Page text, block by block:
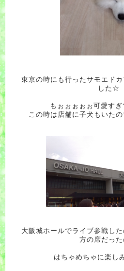
東京の時にも行ったサモエド
した☆
もぉぉぉぉぉ可愛すぎ
この時は店舗に子犬もいたの
大阪城ホールでライブ参戦し
方の席だっ
はちゃめちゃに楽し